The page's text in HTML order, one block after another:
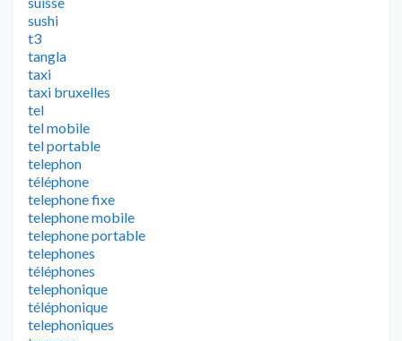
sushi
t3
tangla
taxi
taxi bruxelles
tel
tel mobile
tel portable
telephon
téléphone
telephone fixe
telephone mobile
telephone portable
telephones
téléphones
telephonique
téléphonique
telephoniques